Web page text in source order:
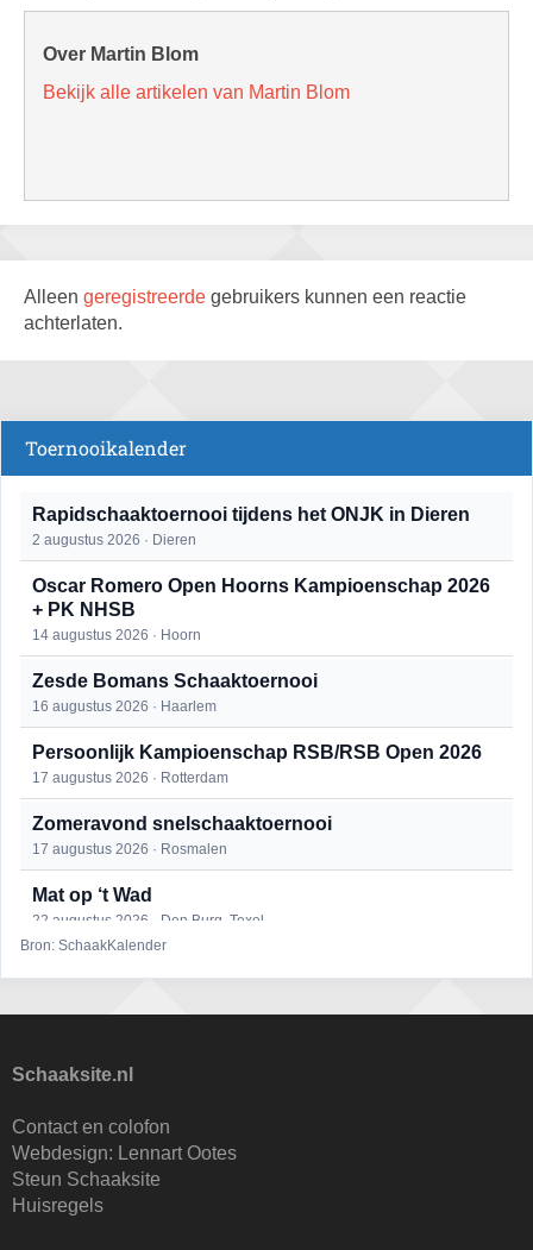
Over Martin Blom
Bekijk alle artikelen van Martin Blom
Alleen geregistreerde gebruikers kunnen een reactie
achterlaten.
Toernooikalender
Rapidschaaktoernooi tijdens het ONJK in Dieren
2 augustus 2026 · Dieren
Oscar Romero Open Hoorns Kampioenschap 2026
+ PK NHSB
14 augustus 2026 · Hoorn
Zesde Bomans Schaaktoernooi
16 augustus 2026 · Haarlem
Persoonlijk Kampioenschap RSB/RSB Open 2026
17 augustus 2026 · Rotterdam
Zomeravond snelschaaktoernooi
17 augustus 2026 · Rosmalen
Mat op ‘t Wad
22 augustus 2026 · Den Burg, Texel
22 augustus 2026 · Utrecht
23 augustus 2026 · Utrecht
Open Eemlandtoernooi 2026
25 augustus 2026 · Bunschoten-Spakenburg
Bron: SchaakKalender
Schaaksite.nl
Contact en colofon
Webdesign: Lennart Ootes
Steun Schaaksite
Huisregels